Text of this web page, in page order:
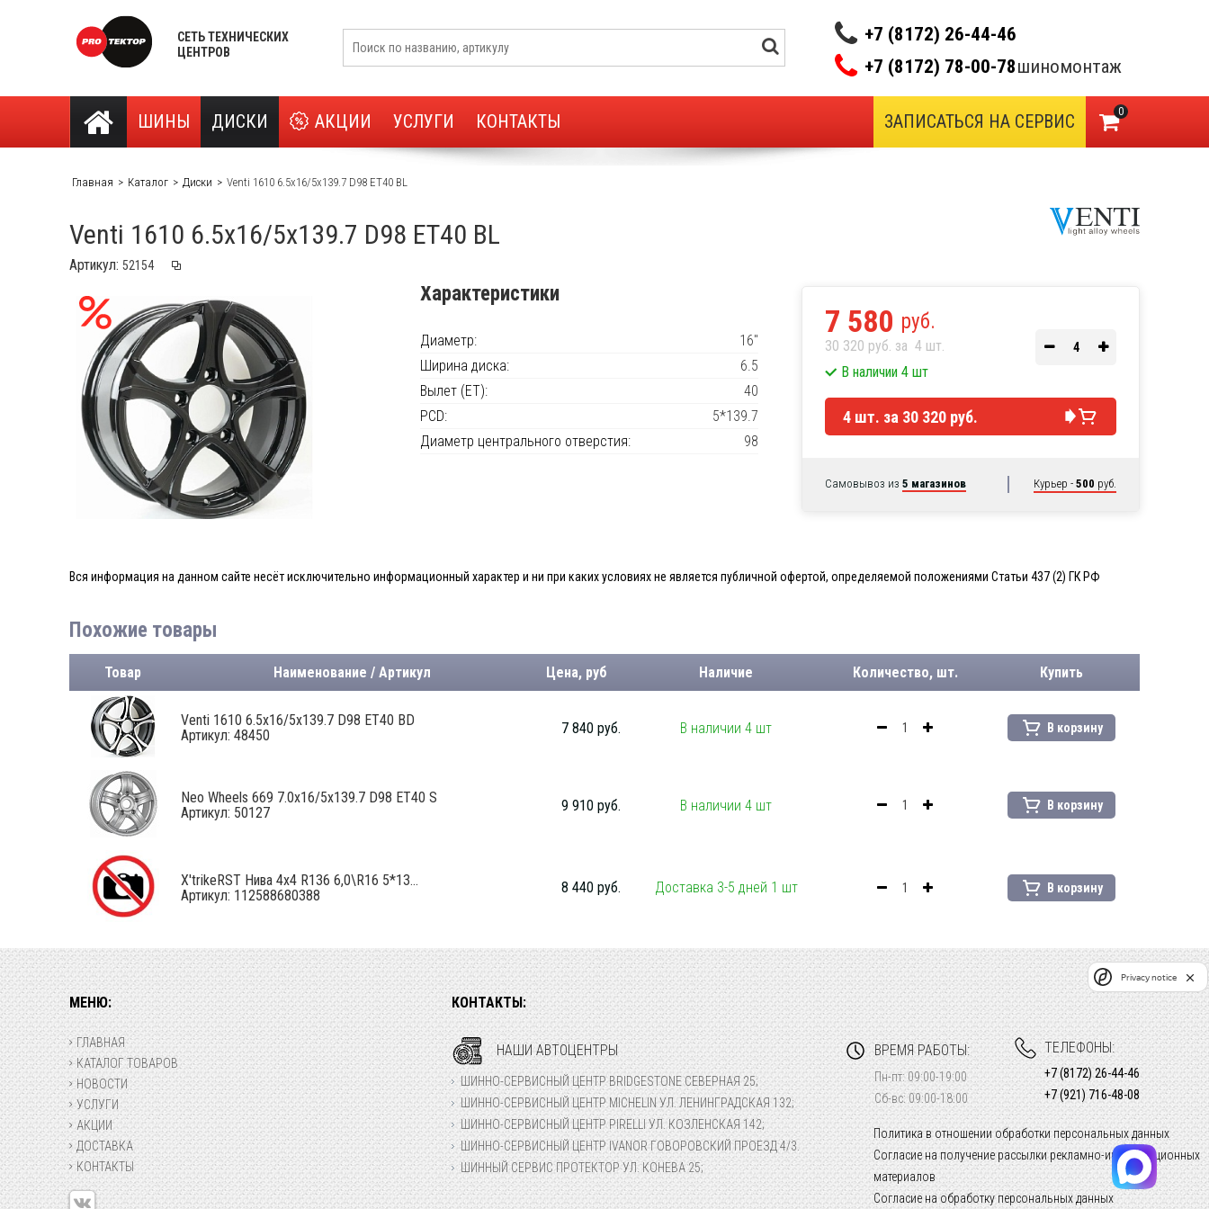
СЕТЬ ТЕХНИЧЕСКИХ
ЦЕНТРОВ
+7 (8172) 26-44-46
+7 (8172) 78-00-78шиномонтаж
ШИНЫ ДИСКИ АКЦИИ УСЛУГИ КОНТАКТЫ 0
ЗАПИСАТЬСЯ НА СЕРВИС
Главная Каталог Диски Venti 1610 6.5x16/5x139.7 D98 ET40 BL
Venti 1610 6.5x16/5x139.7 D98 ET40 BL
Артикул:
Характеристики
Диаметр:
16"
Ширина диска:
6.5
Вылет (ET):
40
PCD:
5*139.7
Диаметр центрального отверстия:
98
7 580 руб.
30 320 руб. за 4 шт.
В наличии 4 шт
4 шт. за 30 320 руб.
Самовывоз из 5 магазинов Курьер - 500 руб.
Вся информация на данном сайте несёт исключительно информационный характер и ни при каких условиях не является публичной офертой, определяемой положениями Статьи 437 (2) ГК РФ
Похожие товары
Товар Наименование / Артикул Цена, руб Наличие Количество, шт. Купить
Venti 1610 6.5x16/5x139.7 D98 ET40 BD
Артикул: 48450
7 840 руб. В наличии 4 шт В корзину
Neo Wheels 669 7.0x16/5x139.7 D98 ET40 S
Артикул: 50127
9 910 руб. В наличии 4 шт В корзину
X'trikeRST Нива 4x4 R136 6,0\R16 5*13...
Артикул: 112588680388
8 440 руб. Доставка 3-5 дней 1 шт В корзину
МЕНЮ:
ГЛАВНАЯ
КАТАЛОГ ТОВАРОВ
НОВОСТИ
УСЛУГИ
АКЦИИ
ДОСТАВКА
КОНТАКТЫ
КОНТАКТЫ:
НАШИ АВТОЦЕНТРЫ
ШИННО-СЕРВИСНЫЙ ЦЕНТР BRIDGESTONE СЕВЕРНАЯ 25;
ШИННО-СЕРВИСНЫЙ ЦЕНТР MICHELIN УЛ. ЛЕНИНГРАДСКАЯ 132;
ШИННО-СЕРВИСНЫЙ ЦЕНТР PIRELLI УЛ. КОЗЛЕНСКАЯ 142;
ШИННО-СЕРВИСНЫЙ ЦЕНТР IVANOR ГОВОРОВСКИЙ ПРОЕЗД 4/3.
ШИННЫЙ СЕРВИС ПРОТЕКТОР УЛ. КОНЕВА 25;
ВРЕМЯ РАБОТЫ:
Пн-пт: 09:00-19:00
Сб-вс: 09:00-18:00
Политика в отношении обработки персональных данных
Согласие на получение рассылки рекламно-информационных
материалов
Согласие на обработку персональных данных
ТЕЛЕФОНЫ:
+7 (8172) 26-44-46
+7 (921) 716-48-08
Privacy notice